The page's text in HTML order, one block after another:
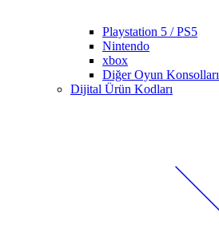
Playstation 5 / PS5
Nintendo
xbox
Diğer Oyun Konsolları
Dijital Ürün Kodları